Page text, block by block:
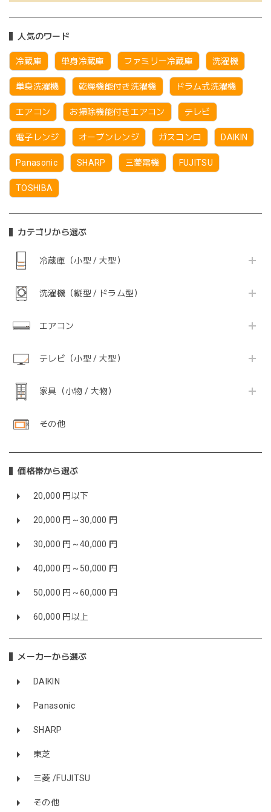
人気のワード
冷蔵庫 単身冷蔵庫 ファミリー冷蔵庫 洗濯機
単身洗濯機 乾燥機能付き洗濯機 ドラム式洗濯機
エアコン お掃除機能付きエアコン テレビ
電子レンジ オーブンレンジ ガスコンロ DAIKIN
Panasonic SHARP 三菱電機 FUJITSU
TOSHIBA
カテゴリから選ぶ
冷蔵庫（小型 / 大型）
洗濯機（縦型 / ドラム型）
エアコン
テレビ（小型 / 大型）
家具（小物 / 大物）
その他
価格帯から選ぶ
20,000 円以下
20,000 円～30,000 円
30,000 円～40,000 円
40,000 円～50,000 円
50,000 円～60,000 円
60,000 円以上
メーカーから選ぶ
DAIKIN
Panasonic
SHARP
東芝
三菱 /FUJITSU
その他